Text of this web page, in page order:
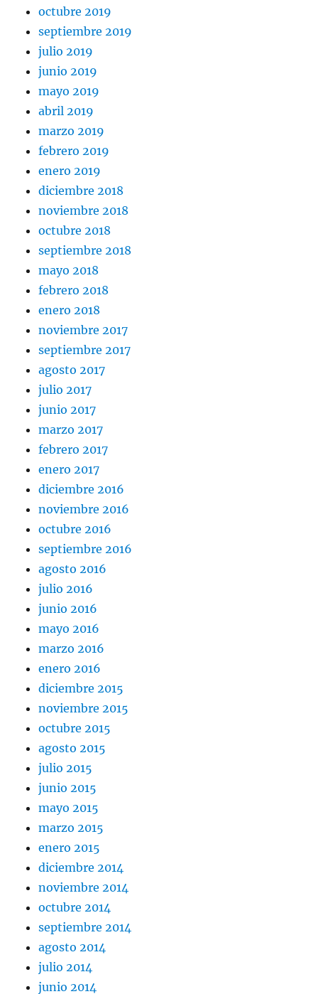
octubre 2019
septiembre 2019
julio 2019
junio 2019
mayo 2019
abril 2019
marzo 2019
febrero 2019
enero 2019
diciembre 2018
noviembre 2018
octubre 2018
septiembre 2018
mayo 2018
febrero 2018
enero 2018
noviembre 2017
septiembre 2017
agosto 2017
julio 2017
junio 2017
marzo 2017
febrero 2017
enero 2017
diciembre 2016
noviembre 2016
octubre 2016
septiembre 2016
agosto 2016
julio 2016
junio 2016
mayo 2016
marzo 2016
enero 2016
diciembre 2015
noviembre 2015
octubre 2015
agosto 2015
julio 2015
junio 2015
mayo 2015
marzo 2015
enero 2015
diciembre 2014
noviembre 2014
octubre 2014
septiembre 2014
agosto 2014
julio 2014
junio 2014